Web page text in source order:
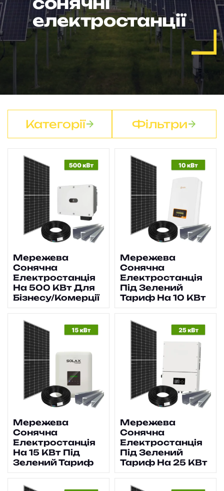
електростанції
Категорії Фільтри
Мережева
Сонячна
Електростанція
На 500 КВт Для
Бізнесу/комерції
Мережева
Сонячна
Електростанція
Під Зелений
Тариф На 10 КВт
Мережева
Сонячна
Електростанція
На 15 КВт Під
Зелений Тариф
Мережева
Сонячна
Електростанція
Під Зелений
Тариф На 25 КВт